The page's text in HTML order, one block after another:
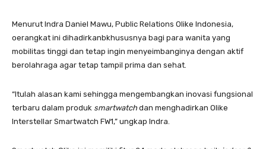
Menurut Indra Daniel Mawu, Public Relations Olike Indonesia,
oerangkat ini dihadirkanbkhususnya bagi para wanita yang
mobilitas tinggi dan tetap ingin menyeimbanginya dengan aktif
berolahraga agar tetap tampil prima dan sehat.
“Itulah alasan kami sehingga mengembangkan inovasi fungsional
terbaru dalam produk smartwatch dan menghadirkan Olike
Interstellar Smartwatch FW1,” ungkap Indra.